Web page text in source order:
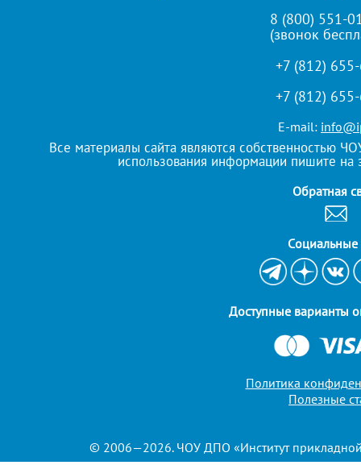
8 (800) 551-
(звонок
+7 (812)
+7 (812)
E-mail:
Все материалы сайта являются собственностью
использования информации пишите на
Обратная
Cоциальные
Доступные варианты
Политика
Полезные
© 2006—2026. ЧОУ ДПО «Институт